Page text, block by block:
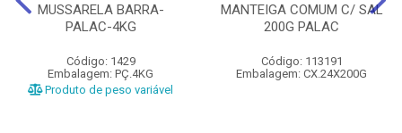
MUSSARELA BARRA-
PALAC-4KG
Código: 1429
Embalagem: PÇ.4KG
Produto de peso variável
MANTEIGA COMUM C/ SAL
200G PALAC
Código: 113191
Embalagem: CX.24X200G